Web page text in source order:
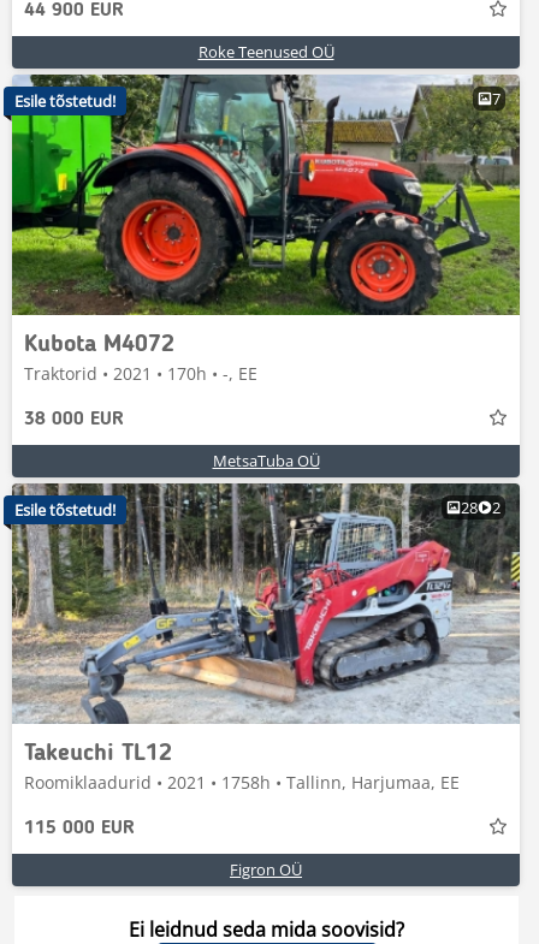
44 900 EUR
Roke Teenused OÜ
7
Kubota M4072
Traktorid • 2021 • 170h • -, EE
38 000 EUR
MetsaTuba OÜ
Esile tõstetud!
28 2
Takeuchi TL12
Roomiklaadurid • 2021 • 1758h • Tallinn, Harjumaa, EE
115 000 EUR
Figron OÜ
Esile tõstetud!
Ei leidnud seda mida soovisid?